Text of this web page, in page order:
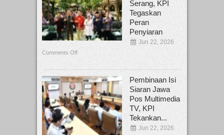
Serang, KPI
Tegaskan
Peran
Penyiaran
Jun 22, 2026
Comments Off
Pembinaan Isi
Siaran Jawa
Pos Multimedia
TV, KPI
Tekankan...
Jun 22, 2026